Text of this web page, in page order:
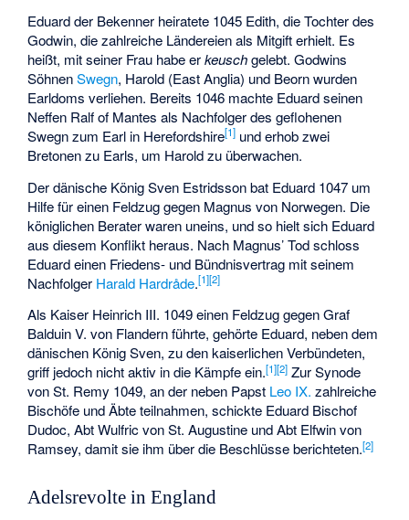
Eduard der Bekenner heiratete 1045 Edith, die Tochter des
Godwin, die zahlreiche Ländereien als Mitgift erhielt. Es
heißt, mit seiner Frau habe erkeuschgelebt. Godwins
SöhnenSwegn, Harold (East Anglia) und Beorn wurden
Earldoms verliehen. Bereits 1046 machte Eduard seinen
Neffen Ralf of Mantes als Nachfolger des geflohenen
Swegn zum Earl in Herefordshire[1] und erhob zwei
Bretonen zu Earls, um Harold zu überwachen.
Der dänische König Sven Estridsson bat Eduard 1047 um
Hilfe für einen Feldzug gegen Magnus von Norwegen. Die
königlichen Berater waren uneins, und so hielt sich Eduard
aus diesem Konflikt heraus. Nach Magnus’ Tod schloss
Eduard einen Friedens- und Bündnisvertrag mit seinem
Nachfolger Harald Hardråde.[1][2]
Als Kaiser Heinrich III. 1049 einen Feldzug gegen Graf
Balduin V. von Flandern führte, gehörte Eduard, neben dem
dänischen König Sven, zu den kaiserlichen Verbündeten,
griff jedoch nicht aktiv in die Kämpfe ein.[1][2] Zur Synode
von St. Remy 1049, an der neben Papst Leo IX. zahlreiche
Bischöfe und Äbte teilnahmen, schickte Eduard Bischof
Dudoc, Abt Wulfric von St. Augustine und Abt Elfwin von
Ramsey, damit sie ihm über die Beschlüsse berichteten.[2]
Adelsrevolte in England